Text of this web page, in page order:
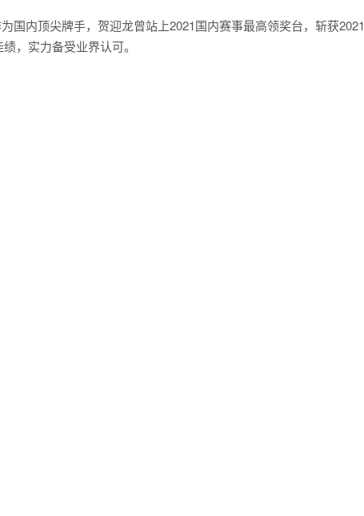
国内顶尖牌手，贺迎龙曾站上2021国内赛事最高领奖台，斩获2021
，实力备受业界认可。